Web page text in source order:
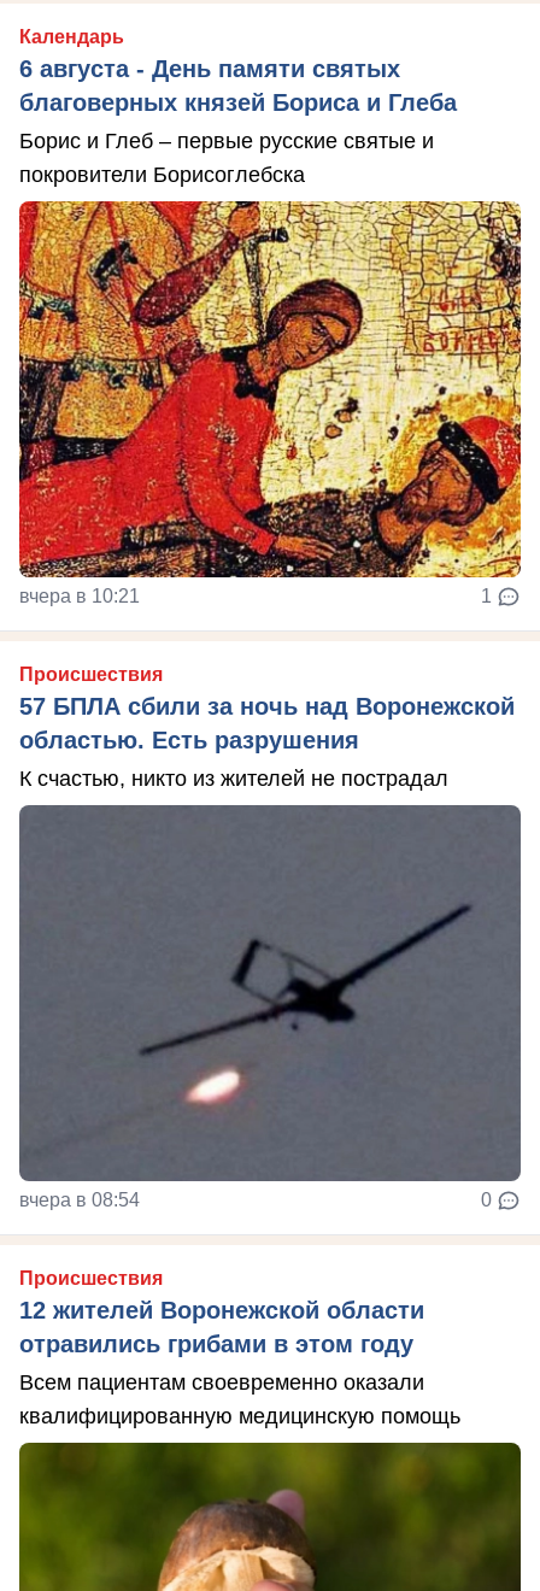
Календарь
6 августа - День памяти святых
благоверных князей Бориса и Глеба
Борис и Глеб – первые русские святые и
покровители Борисоглебска
вчера в 10:21 1
Происшествия
57 БПЛА сбили за ночь над Воронежской
областью. Есть разрушения
К счастью, никто из жителей не пострадал
вчера в 08:54 0
Происшествия
12 жителей Воронежской области
отравились грибами в этом году
Всем пациентам своевременно оказали
квалифицированную медицинскую помощь